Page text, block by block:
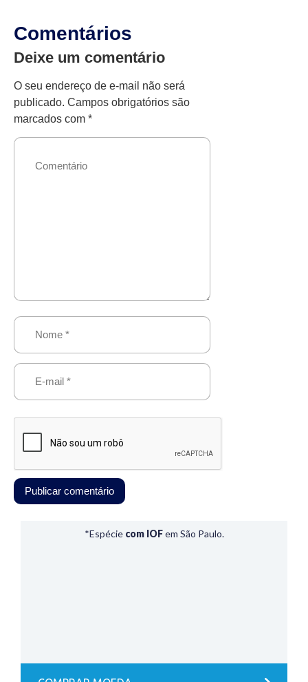
Comentários
Deixe um comentário
O seu endereço de e-mail não será
publicado. Campos obrigatórios são
marcados com *